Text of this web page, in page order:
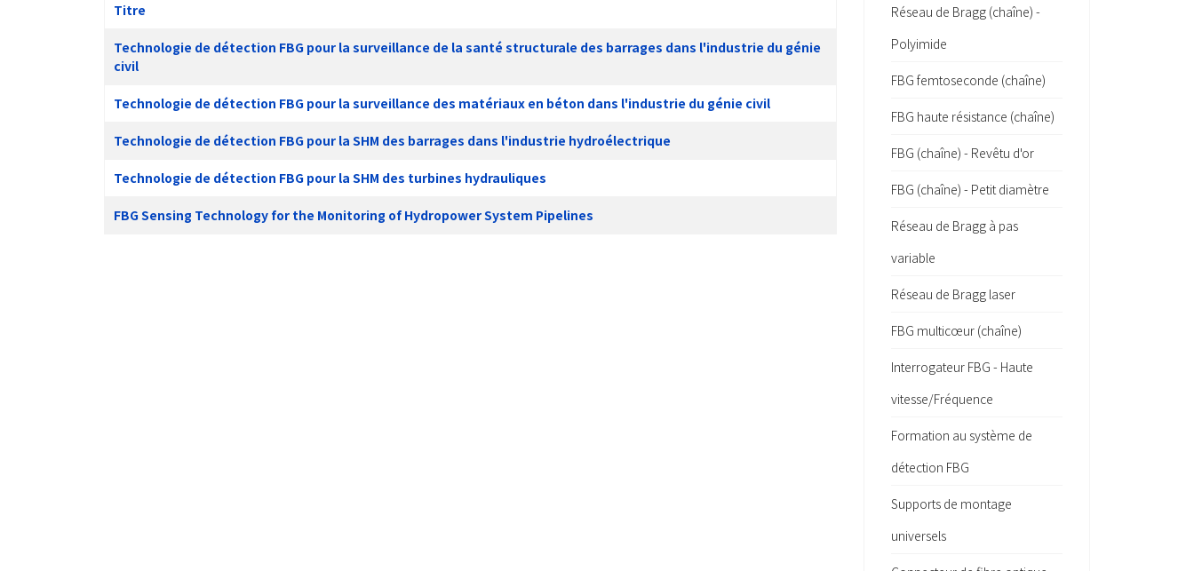
Titre
Technologie de détection FBG pour la surveillance de la santé structurale des barrages dans l'industrie du génie
civil
Technologie de détection FBG pour la surveillance des matériaux en béton dans l'industrie du génie civil
Technologie de détection FBG pour la SHM des barrages dans l'industrie hydroélectrique
Technologie de détection FBG pour la SHM des turbines hydrauliques
FBG Sensing Technology for the Monitoring of Hydropower System Pipelines
Réseau de Bragg (chaîne) -
Polyimide
FBG femtoseconde (chaîne)
FBG haute résistance (chaîne)
FBG (chaîne) - Revêtu d'or
FBG (chaîne) - Petit diamètre
Réseau de Bragg à pas
variable
Réseau de Bragg laser
FBG multicœur (chaîne)
Interrogateur FBG - Haute
vitesse/Fréquence
Formation au système de
détection FBG
Supports de montage
universels